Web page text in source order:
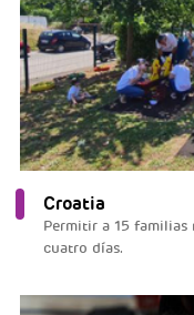
Croatia
Permitir a 15
cuatro días.